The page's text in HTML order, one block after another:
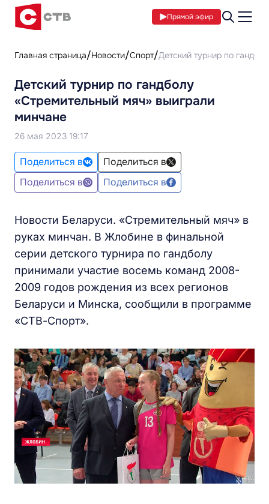
Прямой эфир
Главная страница Новости Спорт Детский турнир по
Детский турнир по гандболу
«Стремительный мяч» выиграли
минчане
26 мая 2023 19:17
Поделиться в
Поделиться в
Поделиться в
Поделиться в
Новости Беларуси. «Стремительный мяч» в
руках минчан. В Жлобине в финальной
серии детского турнира по гандболу
принимали участие восемь команд 2008-
2009 годов рождения из всех регионов
Беларуси и Минска, сообщили в программе
«СТВ-Спорт».